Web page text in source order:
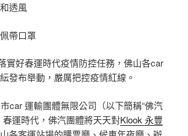
透風
帶口罩
實好春運時代疫情防控任務，佛山各car
發布舉動，嚴厲把控疫情紅線。
car 運輸團體無限公司（以下簡稱“佛汽
春運時代，佛汽團體將天天對Klook 永豐